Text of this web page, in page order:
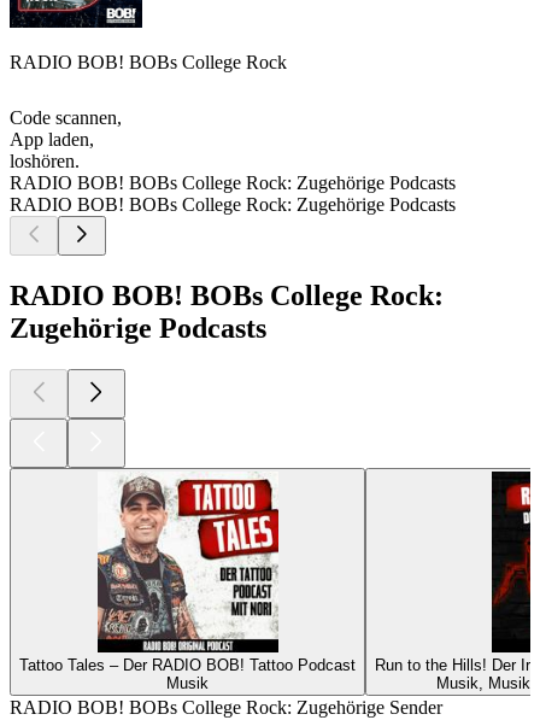
RADIO BOB! BOBs College Rock
Code scannen,
App laden,
loshören.
RADIO BOB! BOBs College Rock: Zugehörige Podcasts
RADIO BOB! BOBs College Rock: Zugehörige Podcasts
RADIO BOB! BOBs College Rock:
Zugehörige Podcasts
Tattoo Tales – Der RADIO BOB! Tattoo Podcast
Musik
Run to the Hills! Der
Musik,
RADIO BOB! BOBs College Rock: Zugehörige Sender